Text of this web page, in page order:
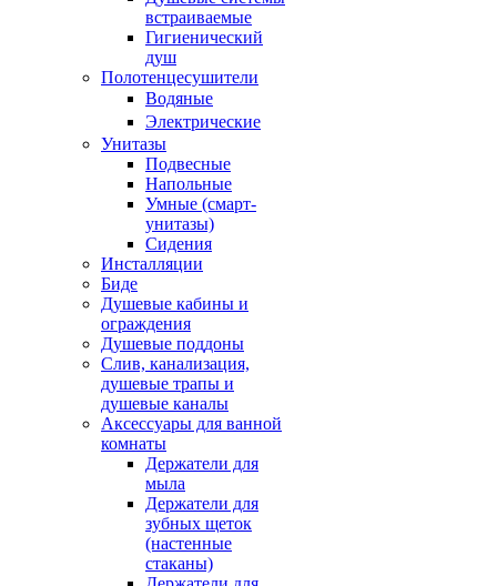
встраиваемые
Гигиенический
душ
Полотенцесушители
ㅤВодяные
ㅤЭлектрические
Унитазы
Подвесные
Напольные
Умные (смарт-
унитазы)
Сидения
Инсталляции
Биде
Душевые кабины и
ограждения
Душевые поддоны
Слив, канализация,
душевые трапы и
душевые каналы
Аксессуары для ванной
комнаты
Держатели для
мыла
Держатели для
зубных щеток
(настенные
стаканы)